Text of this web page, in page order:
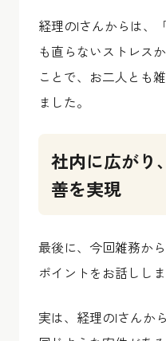
経理のIさんからは、
も直らないストレス
ことで、お二人とも
ました。
社内に広がり
善を実現
最後に、今回雑務か
ポイントをお話ししま
実は、経理のIさんか